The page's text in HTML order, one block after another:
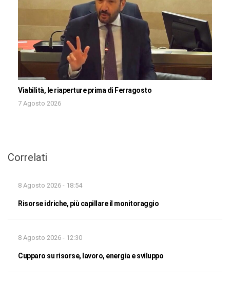
Viabilità, le riaperture prima di Ferragosto
7 Agosto 2026
Correlati
8 Agosto 2026 - 18:54
Risorse idriche, più capillare il monitoraggio
8 Agosto 2026 - 12:30
Cupparo su risorse, lavoro, energia e sviluppo